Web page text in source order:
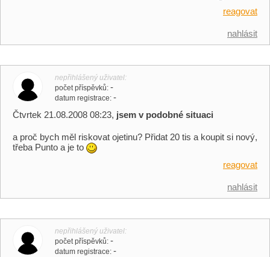
reagovat
nahlásit
nepřihlášený uživatel
počet příspěvků -
datum registrace -
Čtvrtek 21.08.2008 08:23, jsem v podobné situaci
a proč bych měl riskovat ojetinu? Přidat 20 tis a koupit si nový,
třeba Punto a je to
reagovat
nahlásit
nepřihlášený uživatel
počet příspěvků -
datum registrace -